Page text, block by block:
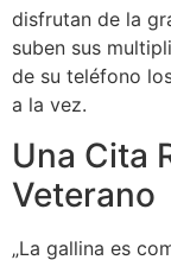
disfrutan de la
suben sus
de su teléfono
a la vez.
Una Cita
Veterano
„La gallina es